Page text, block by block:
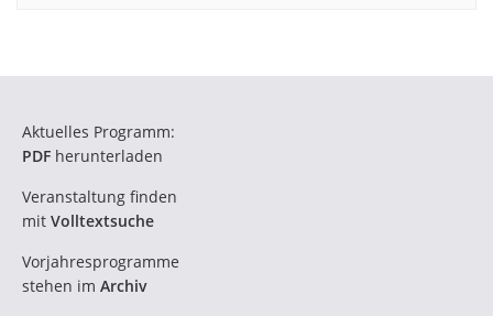
Aktuelles Programm:
PDF herunterladen
Veranstaltung finden
mit Volltextsuche
Vorjahresprogramme
stehen im Archiv